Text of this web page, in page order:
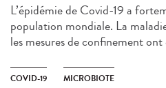
L’épidémie de Covid-19 a
population mondiale. La
les mesures de confinement ont
COVID-19 MICROBIOTE